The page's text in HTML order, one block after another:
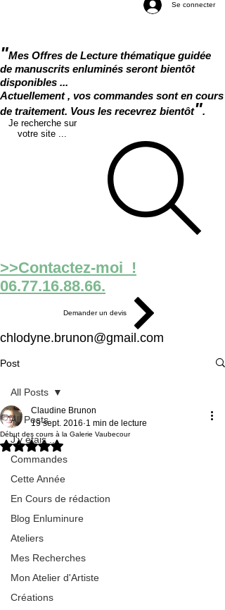
Se connecter
"Mes Offres de Lecture thématique guidée
de manuscrits enluminés seront bientôt
disponibles ...
Actuellement , vos commandes sont en cours
de traitement. Vous les recevrez bientôt".
Je recherche sur
votre site ...
>>Contactez-moi !
06.77.16.88.66.
Demander un devis
chlodyne.brunon@gmail.com
Post
All Posts
J'y étais ...
Commandes
Cette Année
En Cours de rédaction
Blog Enluminure
Ateliers
Mes Recherches
Mon Atelier d'Artiste
Créations
All Posts
Début des cours à la Galerie Vaubecour
Claudine Brunon
19 sept. 2016 1 min de lecture
Noté NaN étoiles sur 5.